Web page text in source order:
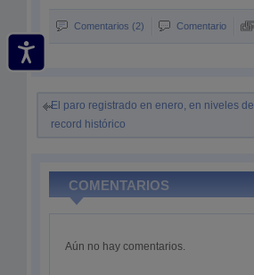
Comentarios (2) Comentario
El paro registrado en enero, en niveles de
record histórico
COMENTARIOS
Aún no hay comentarios.